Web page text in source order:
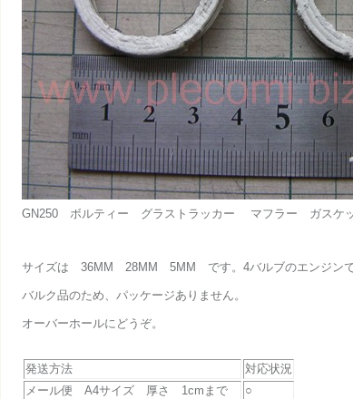
GN250 ボルティー グラストラッカー マフラー ガスケ
サイズは 36MM 28MM 5MM です。4バルブのエンジンで
バルク品のため、パッケージありません。
オーバーホールにどうぞ。
発送方法
対応状況
メール便 A4サイズ 厚さ 1cmまで
○